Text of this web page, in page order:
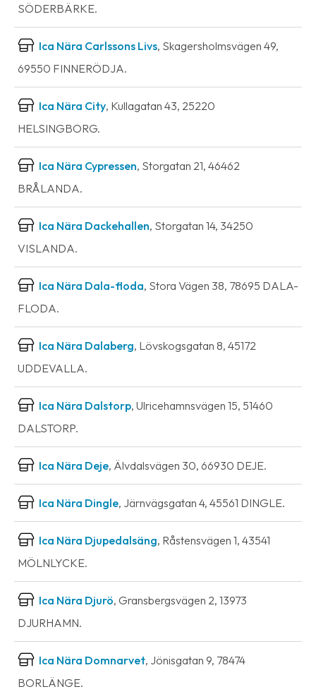
SÖDERBÄRKE.
Ica Nära Carlssons Livs, Skagersholmsvägen 49,
69550 FINNERÖDJA.
Ica Nära City, Kullagatan 43, 25220
HELSINGBORG.
Ica Nära Cypressen, Storgatan 21, 46462
BRÅLANDA.
Ica Nära Dackehallen, Storgatan 14, 34250
VISLANDA.
Ica Nära Dala-floda, Stora Vägen 38, 78695 DALA-
FLODA.
Ica Nära Dalaberg, Lövskogsgatan 8, 45172
UDDEVALLA.
Ica Nära Dalstorp, Ulricehamnsvägen 15, 51460
DALSTORP.
Ica Nära Deje, Älvdalsvägen 30, 66930 DEJE.
Ica Nära Dingle, Järnvägsgatan 4, 45561 DINGLE.
Ica Nära Djupedalsäng, Råstensvägen 1, 43541
MÖLNLYCKE.
Ica Nära Djurö, Gransbergsvägen 2, 13973
DJURHAMN.
Ica Nära Domnarvet, Jönisgatan 9, 78474
BORLÄNGE.